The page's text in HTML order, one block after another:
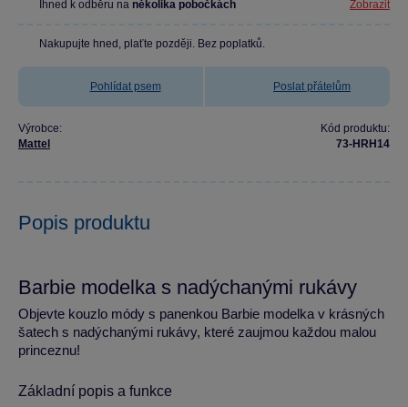
Ihned k odběru na několika pobočkách Zobrazit
Nakupujte hned, plaťte později. Bez poplatků.
Pohlídat psem Poslat přátelům
Výrobce:
Mattel
Kód produktu:
73-HRH14
Popis produktu
Barbie modelka s nadýchanými rukávy
Objevte kouzlo módy s panenkou Barbie modelka v krásných
šatech s nadýchanými rukávy, které zaujmou každou malou
princeznu!
Základní popis a funkce